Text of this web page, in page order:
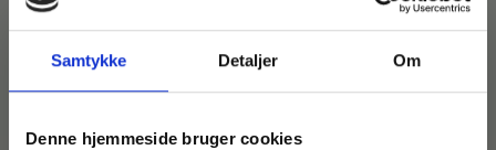
Samtykke Detaljer Om
Denne hjemmeside bruger cookies